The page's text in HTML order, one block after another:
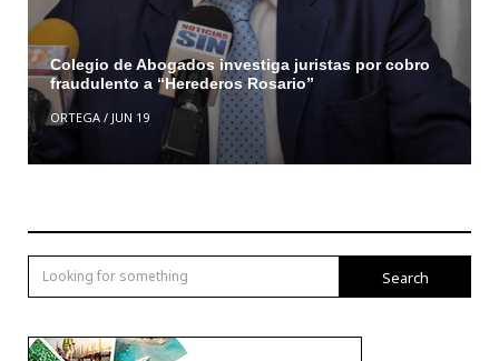
Colegio de Abogados investiga juristas por cobro
fraudulento a “Herederos Rosario”
ORTEGA/ JUN 19
Search